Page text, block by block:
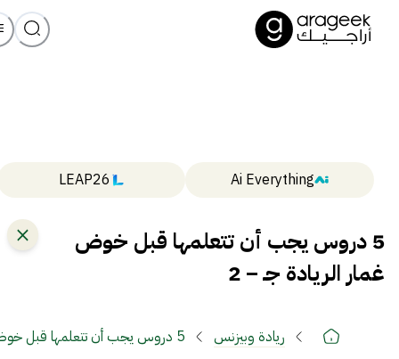
Ai Everything
LEAP26
5 دروس يجب أن تتعلمها قبل خوض
غمار الريادة جـ – 2
ريادة وبيزنس 5 دروس يجب أن تتعلمها قبل خوض غمار الريادة جـ – 2